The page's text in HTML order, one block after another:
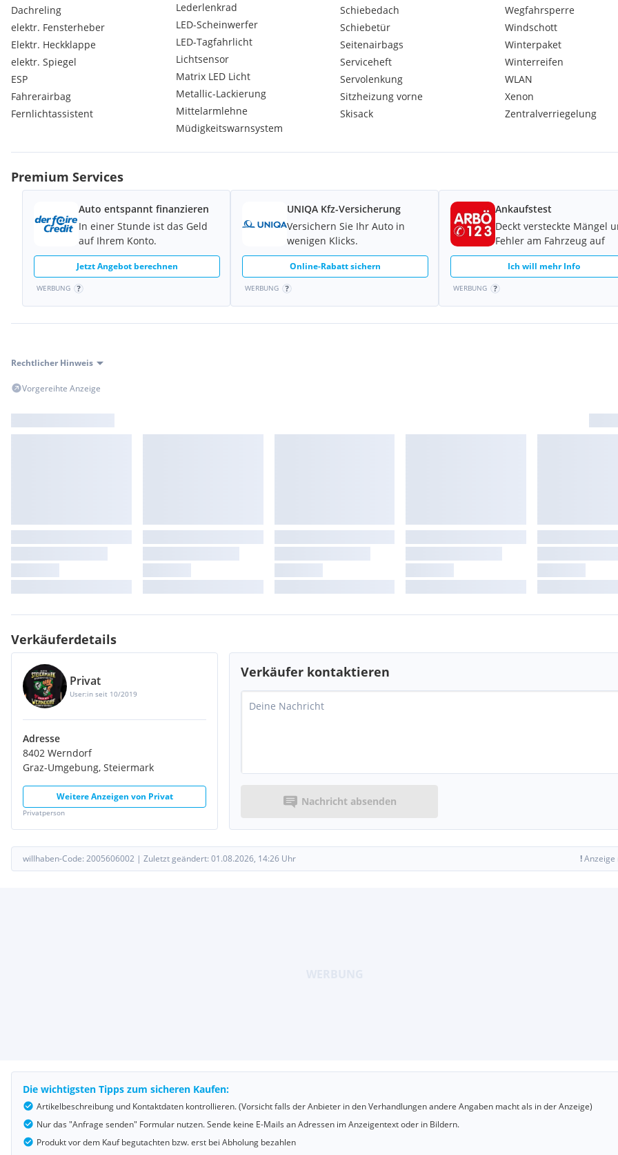
Dachreling
elektr. Fensterheber
Elektr. Heckklappe
elektr. Spiegel
ESP
Fahrerairbag
Fernlichtassistent
Lederlenkrad
LED-Scheinwerfer
LED-Tagfahrlicht
Lichtsensor
Matrix LED Licht
Metallic-Lackierung
Mittelarmlehne
Müdigkeitswarnsystem
Schiebedach
Schiebetür
Seitenairbags
Serviceheft
Servolenkung
Sitzheizung vorne
Skisack
Wegfahrsperre
Windschott
Winterpaket
Winterreifen
WLAN
Xenon
Zentralverriegelung
Premium Services
Auto entspannt finanzieren
In einer Stunde ist das Geld
auf Ihrem Konto.
Jetzt Angebot berechnen
WERBUNG
UNIQA Kfz-Versicherung
Versichern Sie Ihr Auto in
wenigen Klicks.
Online-Rabatt sichern
WERBUNG
Ankaufstest
Deckt versteckte Mängel
Fehler am Fahrzeug auf
Ich will mehr Info
WERBUNG
Rechtlicher Hinweis
Vorgereihte Anzeige
Verkäuferdetails
Privat
User:in seit 10/2019
Adresse
8402 Werndorf
Graz-Umgebung, Steiermark
Weitere Anzeigen von Privat
Privatperson
Verkäufer kontaktieren
Nachricht absenden
willhaben-Code: 2005606002 | Zuletzt geändert: 01.08.2026, 14:26 Uhr !Anzeige
Die wichtigsten Tipps zum sicheren Kaufen:
Artikelbeschreibung und Kontaktdaten kontrollieren. (Vorsicht falls der Anbieter in den Verhandlungen andere Angaben macht als in der Anzeige)
Nur das "Anfrage senden" Formular nutzen. Sende keine E-Mails an Adressen im Anzeigentext oder in Bildern.
Produkt vor dem Kauf begutachten bzw. erst bei Abholung bezahlen